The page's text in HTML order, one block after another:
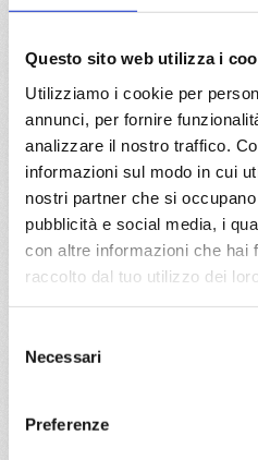
Questo sito web utilizza i
Utilizziamo i cookie per
annunci, per fornire
analizzare il nostro traffico.
informazioni sul modo in cui
nostri partner che si
pubblicità e social media, i
con altre informazioni che hai
raccolto dal tuo utilizzo dei
delNecessari
Preferenze
€ 1.605
a
€
Asia11 giorni
da